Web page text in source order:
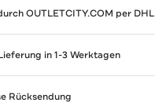
OUTLETCITY.COM per DHL
in 1-3 Werktagen
Rücksendung